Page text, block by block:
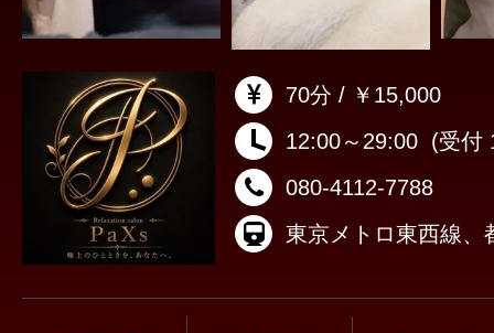
70分 / ￥15,000
12:00～29:00 (受付
080-4112-7788